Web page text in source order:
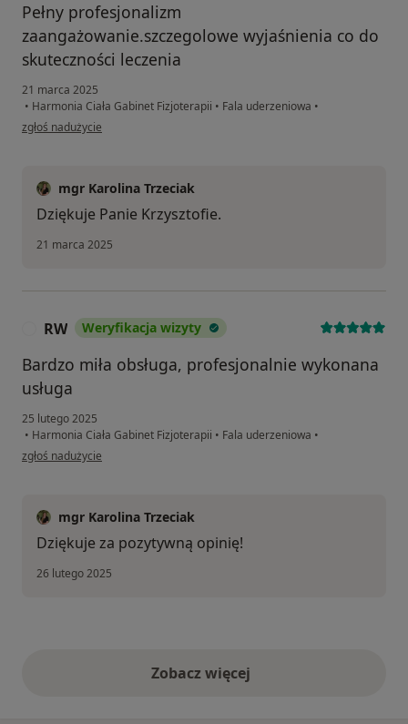
Pełny profesjonalizm
zaangażowanie.szczegolowe wyjaśnienia co do
skuteczności leczenia
21 marca 2025
• Harmonia Ciała Gabinet Fizjoterapii • Fala uderzeniowa •
w opinii użytkownika Krzysztof
zgłoś nadużycie
mgr Karolina Trzeciak
Dziękuje Panie Krzysztofie.
21 marca 2025
RW Weryfikacja wizyty
Bardzo miła obsługa, profesjonalnie wykonana
usługa
25 lutego 2025
• Harmonia Ciała Gabinet Fizjoterapii • Fala uderzeniowa •
w opinii użytkownika RW
zgłoś nadużycie
mgr Karolina Trzeciak
Dziękuje za pozytywną opinię!
26 lutego 2025
Zobacz więcejopinie powyżej